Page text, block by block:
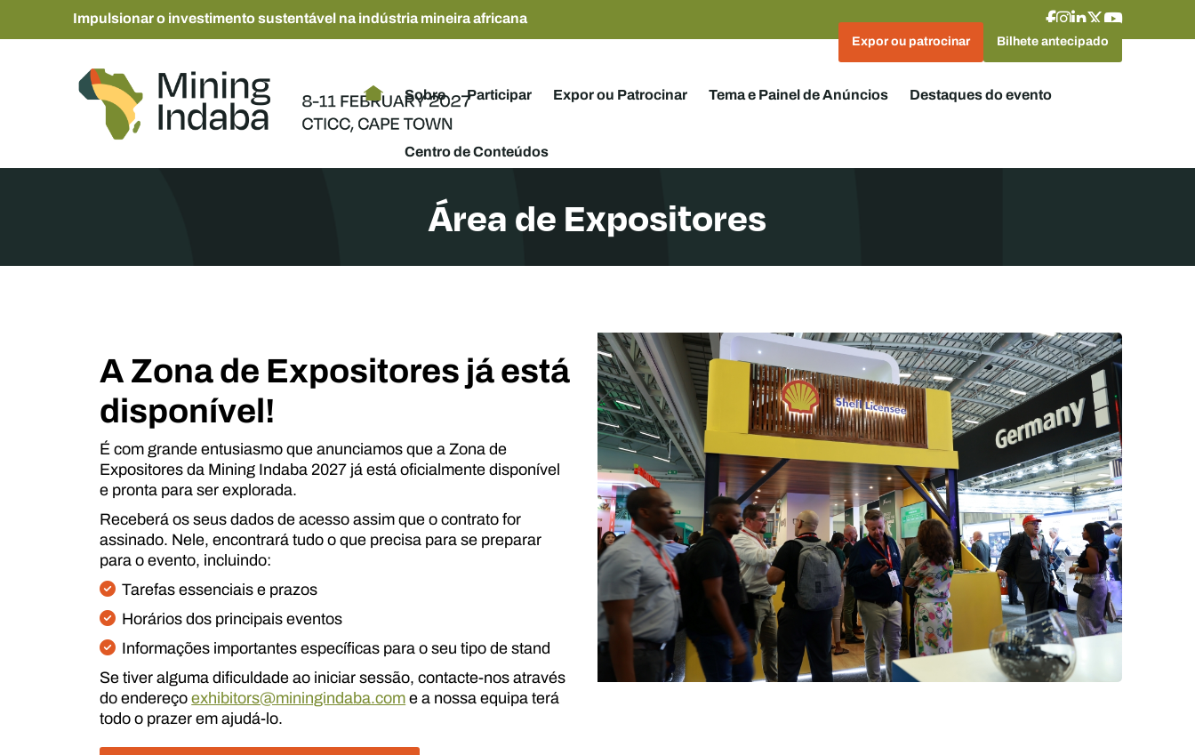
Impulsionar o investimento sustentável na indústria mineira africana
Expor ou patrocinar Bilhete antecipado
Sobre Participar Expor ou Patrocinar Tema e Painel de Anúncios Destaques do evento
Centro de Conteúdos
Área de Expositores
A Zona de Expositores já está
disponível!
É com grande entusiasmo que anunciamos que a Zona de
Expositores da Mining Indaba 2027 já está oficialmente disponível
e pronta para ser explorada.
Receberá os seus dados de acesso assim que o contrato for
assinado. Nele, encontrará tudo o que precisa para se preparar
para o evento, incluindo:
Tarefas essenciais e prazos
Horários dos principais eventos
Informações importantes específicas para o seu tipo de stand
Se tiver alguma dificuldade ao iniciar sessão, contacte-nos através
do endereçoexhibitors@miningindaba.come a nossa equipa terá
todo o prazer em ajudá-lo.